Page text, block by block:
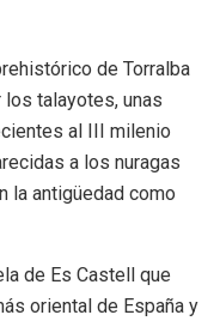
de Torralba
los talayotes, unas
al III milenio
a los nuragas
la antigüedad como
de Es Castell que
oriental de España y